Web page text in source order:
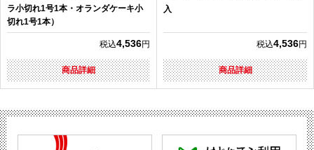
ラ小切れ1号1本・オランダケーキ小
切れ1号1本）
税込4,536円
商品詳細
入
税込4,536円
商品詳細